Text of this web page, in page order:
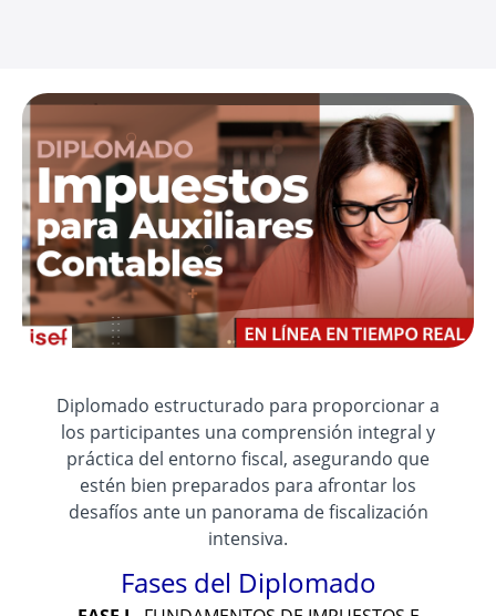
Diplomado estructurado para proporcionar a
los participantes una comprensión integral y
práctica del entorno fiscal, asegurando que
estén bien preparados para afrontar los
desafíos ante un panorama de fiscalización
intensiva.
Fases del Diplomado